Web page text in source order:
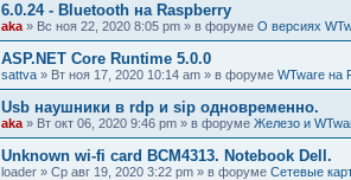
6.0.24 - Bluetooth на Raspberry
aka » Вс ноя 22, 2020 8:05 pm » в форуме О версиях
ASP.NET Core Runtime 5.0.0
sattva » Вт ноя 17, 2020 10:14 am » в форуме WTware на
Usb наушники в rdp и sip одновременно.
aka » Вт окт 06, 2020 9:46 pm » в форуме Железо и
Unknown wi-fi card BCM4313. Notebook Dell.
loader » Ср авг 19, 2020 3:22 pm » в форуме Сетевые